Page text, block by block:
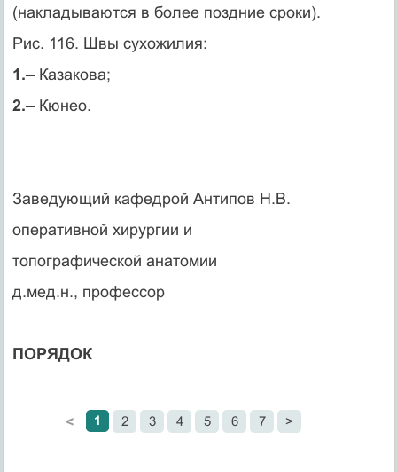
(накладываются в более поздние сроки).
Рис. 116. Швы сухожилия:
1.– Казакова;
2.– Кюнео.
Заведующий кафедрой Антипов Н.В.
оперативной хирургии и
топографической анатомии
д.мед.н., профессор
ПОРЯДОК
< 1 2 3 4 5 6 7 >